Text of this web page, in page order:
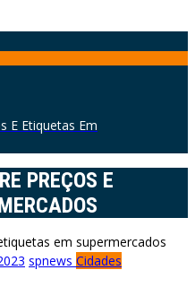
E Etiquetas Em
PREÇOS E
spnews Cidades